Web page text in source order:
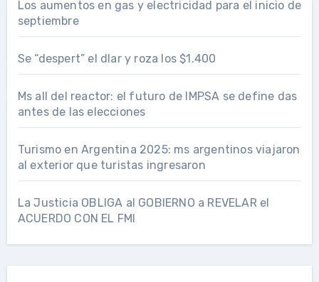
Los aumentos en gas y electricidad para el inicio de
septiembre
Se “despert” el dlar y roza los $1.400
Ms all del reactor: el futuro de IMPSA se define das
antes de las elecciones
Turismo en Argentina 2025: ms argentinos viajaron
al exterior que turistas ingresaron
La Justicia OBLIGA al GOBIERNO a REVELAR el
ACUERDO CON EL FMI